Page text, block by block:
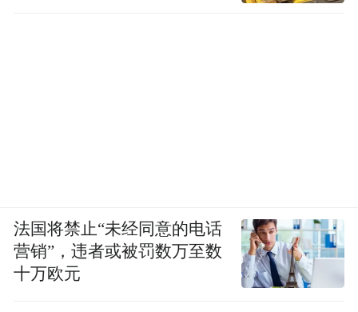
法国将禁止“未经同意的电话
营销”，违者或被罚数万至数
十万欧元